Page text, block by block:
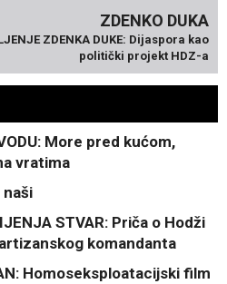
ZDENKO DUKA
ZDENKA DUKE: Dijaspora kao
politički projekt HDZ-a
More pred kućom,
vratima
naši
STVAR: Priča o Hodži
komandanta
Homoseksploatacijski film